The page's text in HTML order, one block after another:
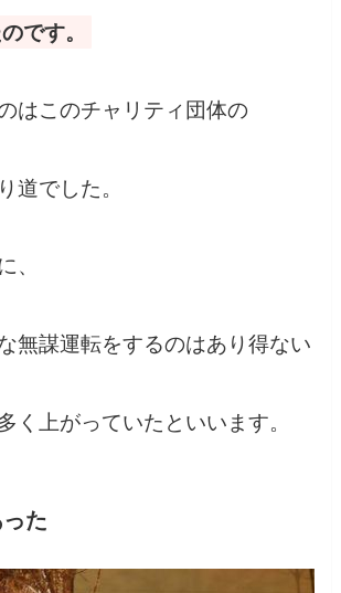
です。
はこのチャリティ団体の
道でした。
、
無謀運転をするのはあり得ない
く上がっていたといいます。
た